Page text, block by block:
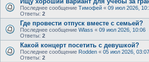
Последнее сообщение Тимофей « 09 июл 2026,
Ответы: 2
Где провести отпуск вместе с семьей?
Последнее сообщение Wlass « 09 июл 2026, 10:06
Ответы: 2
Какой концерт посетить с девушкой?
Последнее сообщение Rodden « 05 июл 2026, 03:07
Ответы: 2